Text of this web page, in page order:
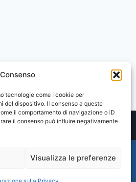
tecnologie come i cookie per
del dispositivo. Il consenso a queste
il comportamento di navigazione o ID
il consenso può influire negativamente
Visualizza le preferenze